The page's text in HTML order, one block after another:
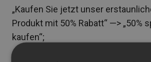
„Kaufen Sie jetzt unser
Produkt mit 50% Rabatt“ —> „50%
kaufen“;
„Melden Sie sich für wöchentliche